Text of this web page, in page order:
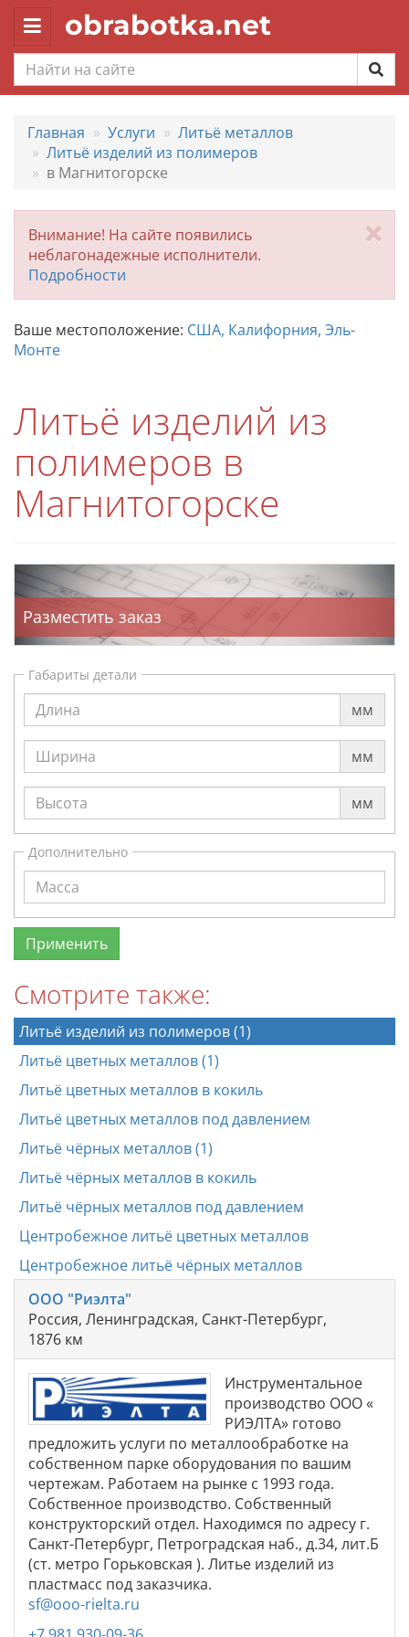
Toggle
navigation
obrabotka.net
Главная Услуги
Литьё металлов
Литьё изделий из полимеров
в Магнитогорске
Внимание! На сайте появились
неблагонадежные исполнители.
Подробности
Ваше местоположение: США, Калифорния, Эль-
Монте
Литьё изделий из
полимеров в
Магнитогорске
Разместить заказ
Габариты детали
мм
мм
мм
Дополнительно
Смотрите также:
Литьё изделий из полимеров (1)
Литьё цветных металлов (1)
Литьё цветных металлов в кокиль
Литьё цветных металлов под давлением
Литьё чёрных металлов (1)
Литьё чёрных металлов в кокиль
Литьё чёрных металлов под давлением
Центробежное литьё цветных металлов
Центробежное литьё чёрных металлов
ООО "Риэлта"
Россия, Ленинградская, Санкт-Петербург,
1876 км
Инструментальное
производство ООО «
РИЭЛТА» готово
предложить услуги по металлообработке на
собственном парке оборудования по вашим
чертежам. Работаем на рынке с 1993 года.
Собственное производство. Собственный
конструкторский отдел. Находимся по адресу г.
Санкт-Петербург, Петроградская наб., д.34, лит.Б
(ст. метро Горьковская ). Литье изделий из
пластмасс под заказчика.
sf@ooo-rielta.ru